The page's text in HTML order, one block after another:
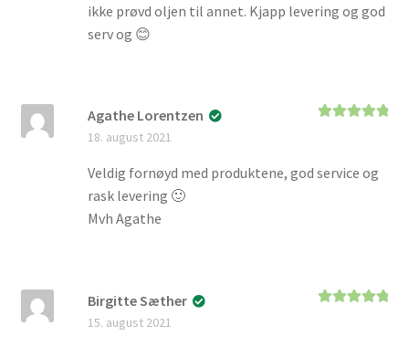
ikke prøvd oljen til annet. Kjapp levering og god
serv og 😊
Agathe Lorentzen
18. august 2021
Veldig fornøyd med produktene, god service og
rask levering 🙂
Mvh Agathe
Birgitte Sæther
15. august 2021